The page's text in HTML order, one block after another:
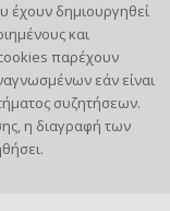
έχουν δημιουργηθεί
και
παρέχουν
εάν είναι
συζητήσεων.
η διαγραφή των